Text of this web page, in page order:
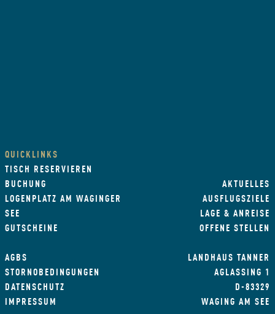
QUICKLINKS
TISCH RESERVIEREN
BUCHUNG
LOGENPLATZ AM WAGINGER
SEE
GUTSCHEINE
AKTUELLES
AUSFLUGSZIELE
LAGE & ANREISE
OFFENE STELLEN
AGBS
STORNOBEDINGUNGEN
DATENSCHUTZ
IMPRESSUM
LANDHAUS TANNER
AGLASSING 1
D-83329
WAGING AM SEE